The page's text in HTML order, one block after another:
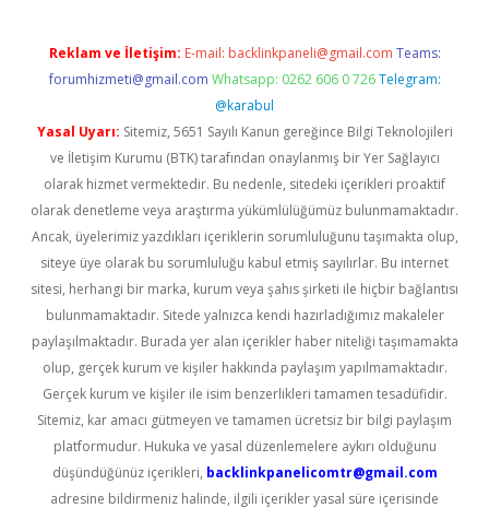
Reklam ve İletişim: E-mail: backlinkpaneli@gmail.com Teams:
forumhizmeti@gmail.com Whatsapp: 0262 606 0 726 Telegram:
@karabul
Yasal Uyarı: Sitemiz, 5651 Sayılı Kanun gereğince Bilgi Teknolojileri
ve İletişim Kurumu (BTK) tarafından onaylanmış bir Yer Sağlayıcı
olarak hizmet vermektedir. Bu nedenle, sitedeki içerikleri proaktif
olarak denetleme veya araştırma yükümlülüğümüz bulunmamaktadır.
Ancak, üyelerimiz yazdıkları içeriklerin sorumluluğunu taşımakta olup,
siteye üye olarak bu sorumluluğu kabul etmiş sayılırlar. Bu internet
sitesi, herhangi bir marka, kurum veya şahıs şirketi ile hiçbir bağlantısı
bulunmamaktadır. Sitede yalnızca kendi hazırladığımız makaleler
paylaşılmaktadır. Burada yer alan içerikler haber niteliği taşımamakta
olup, gerçek kurum ve kişiler hakkında paylaşım yapılmamaktadır.
Gerçek kurum ve kişiler ile isim benzerlikleri tamamen tesadüfidir.
Sitemiz, kar amacı gütmeyen ve tamamen ücretsiz bir bilgi paylaşım
platformudur. Hukuka ve yasal düzenlemelere aykırı olduğunu
düşündüğünüz içerikleri, backlinkpanelicomtr@gmail.com
adresine bildirmeniz halinde, ilgili içerikler yasal süre içerisinde